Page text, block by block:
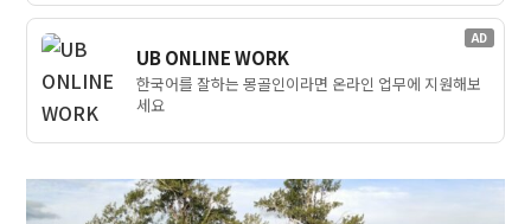
AD
UB ONLINE WORK
한국어를 잘하는 몽골인이라면 온라인 업무에 지원해보
세요